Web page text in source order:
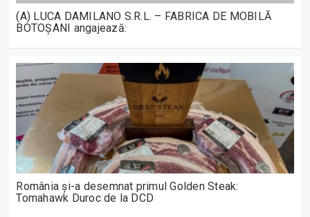
(A) LUCA DAMILANO S.R.L. – FABRICA DE MOBILĂ
BOTOȘANI angajează:
România și-a desemnat primul Golden Steak:
Tomahawk Duroc de la DCD